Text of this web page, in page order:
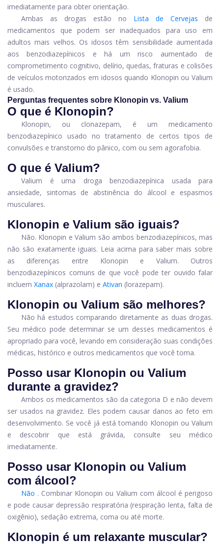
imediatamente para obter orientação.
Ambas as drogas estão no Lista de Cervejas de
medicamentos que podem ser inadequados para uso em
adultos mais velhos. Os idosos têm sensibilidade aumentada
aos benzodiazepínicos e há um risco aumentado de
comprometimento cognitivo, delírio, quedas, fraturas e colisões
de veículos motorizados em idosos quando Klonopin ou Valium
é usado.
Perguntas frequentes sobre Klonopin vs. Valium
O que é Klonopin?
Klonopin, ou clonazepam, é um medicamento
benzodiazepínico usado no tratamento de certos tipos de
convulsões e transtorno do pânico, com ou sem agorafobia.
O que é Valium?
Valium é uma droga benzodiazepínica usada para
ansiedade, sintomas de abstinência do álcool e espasmos
musculares.
Klonopin e Valium são iguais?
Não. Klonopin e Valium são ambos benzodiazepínicos, mas
não são exatamente iguais. Leia acima para saber mais sobre
as diferenças entre Klonopin e Valium. Outros
benzodiazepínicos comuns de que você pode ter ouvido falar
incluem Xanax (alprazolam) e Ativan (lorazepam).
Klonopin ou Valium são melhores?
Não há estudos comparando diretamente as duas drogas.
Seu médico pode determinar se um desses medicamentos é
apropriado para você, levando em consideração suas condições
médicas, histórico e outros medicamentos que você toma.
Posso usar Klonopin ou Valium
durante a gravidez?
Ambos os medicamentos são da categoria D e não devem
ser usados ​​na gravidez. Eles podem causar danos ao feto em
desenvolvimento. Se você já está tomando Klonopin ou Valium
e descobrir que está grávida, consulte seu médico
imediatamente.
Posso usar Klonopin ou Valium
com álcool?
Não . Combinar Klonopin ou Valium com álcool é perigoso
e pode causar depressão respiratória (respiração lenta, falta de
oxigênio), sedação extrema, coma ou até morte.
Klonopin é um relaxante muscular?